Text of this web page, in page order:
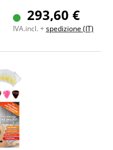
accordatore
293,60 €
IVA.incl. +spedizione (IT)